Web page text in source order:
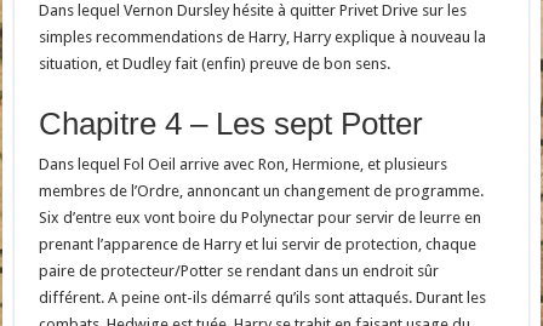
Dans lequel Vernon Dursley hésite à quitter Privet Drive sur les
simples recommendations de Harry, Harry explique à nouveau la
situation, et Dudley fait (enfin) preuve de bon sens.
Chapitre 4 – Les sept Potter
Dans lequel Fol Oeil arrive avec Ron, Hermione, et plusieurs
membres de l’Ordre, annoncant un changement de programme.
Six d’entre eux vont boire du Polynectar pour servir de leurre en
prenant l’apparence de Harry et lui servir de protection, chaque
paire de protecteur/Potter se rendant dans un endroit sûr
différent. A peine ont-ils démarré qu’ils sont attaqués. Durant les